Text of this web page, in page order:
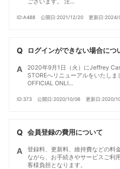
ID:A488 公開日:2021/12/20 更新日:2024/
ログインができない場合につ
2020年9月1日（火）にJeffrey
STOREへリニューアルをいたし
OFFICIAL ONLI...
ID:373 公開日:2020/10/06 更新日:2020/
会員登録の費用について
登録料、更新料、維持費などの料
ながら、お手続きやサービスご利
客様負担となります。